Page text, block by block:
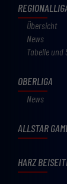
Übersicht
News
Tabelle und
OBERLIGA
News
ALLSTAR
HARZ